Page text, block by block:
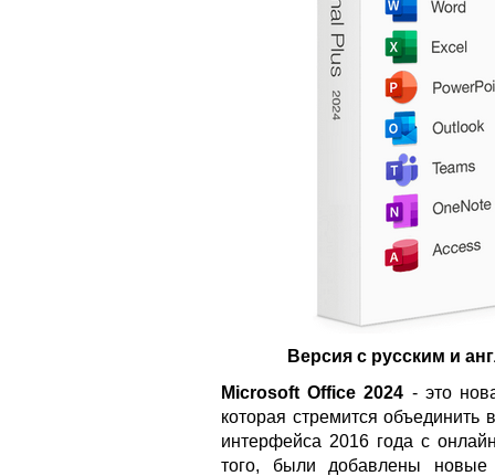
Версия с русским и
Microsoft Office 2024 - это
которая стремится объединить
интерфейса 2016 года с
того, были добавлены новые